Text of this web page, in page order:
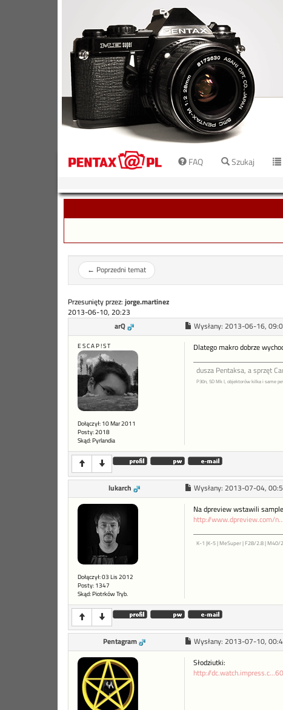
FAQ Szukaj
← Poprzedni temat
Przesunięty przez: jorge.martinez
2013-06-10, 20:23
arQ Wysłany: 2013-06-16,
E S C A P ! S T
Dołączył: 10 Mar 2011
Posty: 2018
Skąd: Pyrlandia
Dlatego makro dobrze
dusza Pentaksa, a sprzęt
P30n, 5D Mk I, objektorów kilka i same
lukarch Wysłany: 2013-07-04,
Dołączył: 03 Lis 2012
Posty: 1347
Skąd: Piotrków Tryb.
Na dpreview wstawili
http://www.dpreview.com/
K-1 |K-5 | MeSuper | F28/2.8 | M40/
Pentagram Wysłany: 2013-07-10,
Słodziutki:
http://